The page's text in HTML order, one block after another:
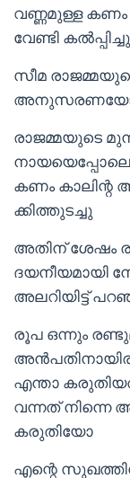
വണ്ണമുള്ള കണം
വേണ്ടി കൽപ്പിച്ചു
സീമ
രാജമ്മയുടെ
കണം കാലിന്റ
ക്കിത്തുടച്ചു
അതിന് ശേഷം
ദയനീയമായി
അലറിയിട്ട്
രൂപ ഒന്നും
എന്താ
വന്നത് നിന്നെ
കരുതിയോ
എന്റെ